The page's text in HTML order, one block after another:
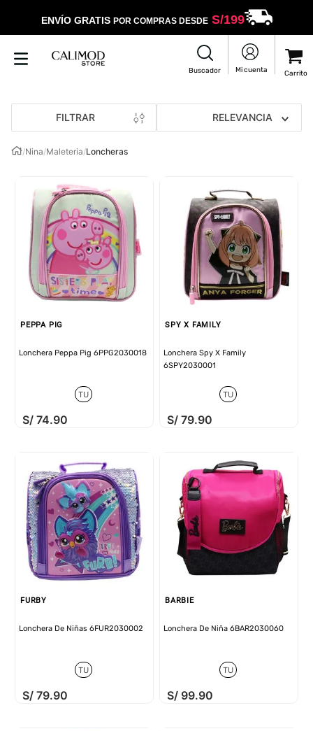
ENVÍO GRATIS POR COMPRAS DESDES/199
FILTRAR RELEVANCIA
/Nina/Maleteria/Loncheras
PEPPA PIG
Lonchera Peppa Pig 6PPG2030018
TU
S/ 74.90
SPY X FAMILY
Lonchera Spy X Family
6SPY2030001
TU
S/ 79.90
FURBY
Lonchera De Niñas 6FUR2030002
TU
S/ 79.90
BARBIE
Lonchera De Niña 6BAR2030060
TU
S/ 99.90